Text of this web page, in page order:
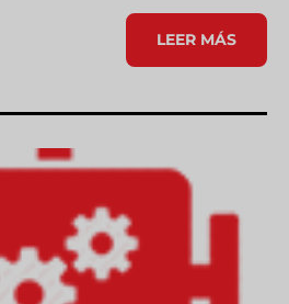
CÓMO
EL
ACEITE
LEER MÁS